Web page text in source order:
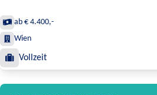
ab € 4.400,-
Wien
Vollzeit